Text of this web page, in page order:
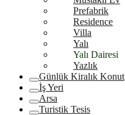
Prefabrik
Residence
Villa
Yalı
Yalı Dairesi
Yazlık
Günlük Kiralık Konut
İş Yeri
Arsa
Turistik Tesis